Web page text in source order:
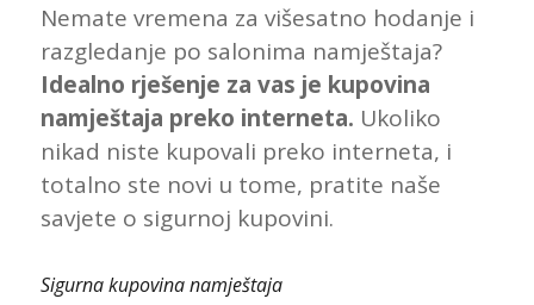
Nemate vremena za višesatno hodanje i
razgledanje po salonima namještaja?
Idealno rješenje za vas je kupovina
namještaja preko interneta. Ukoliko
nikad niste kupovali preko interneta, i
totalno ste novi u tome, pratite naše
savjete o sigurnoj kupovini.
Sigurna kupovina namještaja